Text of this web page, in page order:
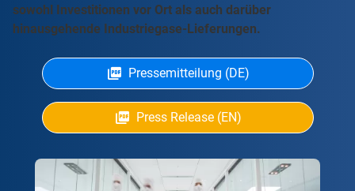
sowohl Investitionen vor Ort als auch darüber
hinausgehende Industriegase-Lieferungen.
Pressemitteilung (DE)
Press Release (EN)